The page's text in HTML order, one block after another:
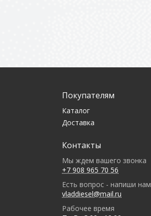
Покупателям
Каталог
Доставка
Контакты
Мы ждем вашего звонка
+7 908 965 70 56
Есть вопрос - напиши нам
vladdiesel@mail.ru
Рабочее время